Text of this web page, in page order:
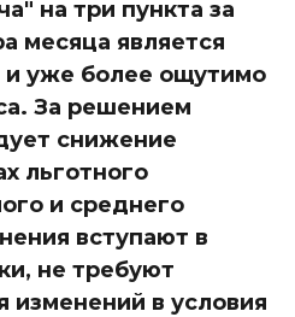
на три пункта за
месяца является
уже более ощутимо
За решением
снижение
льготного
и среднего
вступают в
не требуют
изменений в условия